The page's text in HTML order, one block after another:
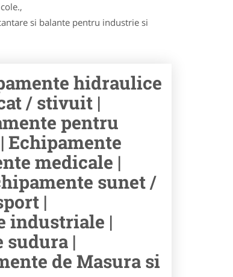
si balante pentru industrie si
hidraulice
/ stivuit |
pentru
Echipamente
medicale |
sunet /
|
industriale |
sudura |
de Masura si